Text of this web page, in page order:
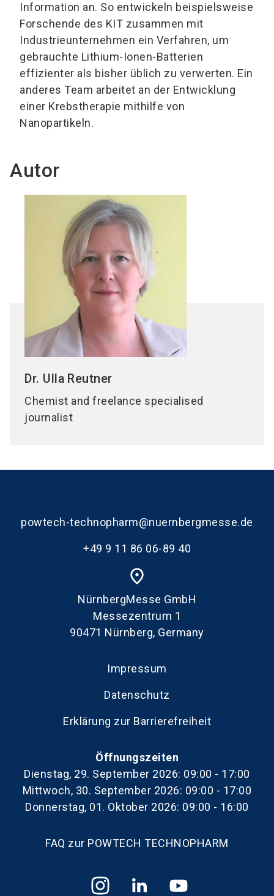
Information an. So entwickeln beispielsweise
Forschende des KIT zusammen mit
Industrieunternehmen ein Verfahren, um
gebrauchte Lithium-Ionen-Batterien
effizienter als bisher üblich zu verwerten. Ein
anderes Team arbeitet an der Entwicklung
einer Krebstherapie mithilfe von
Nanopartikeln.
Autor
Dr. Ulla Reutner
Chemist and freelance specialised
journalist
powtech-technopharm@nuernbergmesse.de
+49 9 11 86 06-89 40
place
NürnbergMesse GmbH
Messezentrum 1
90471 Nürnberg, Germany
Impressum
Datenschutz
Erklärung zur Barrierefreiheit
Öffnungszeiten
Dienstag, 29. September 2026: 09:00 - 17:00
Mittwoch, 30. September 2026: 09:00 - 17:00
Donnerstag, 01. Oktober 2026: 09:00 - 16:00
FAQ zur POWTECH TECHNOPHARM